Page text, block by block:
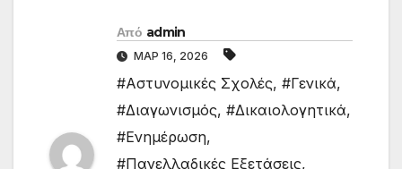
Από admin
ΜΑΡ 16, 2026
#Αστυνομικές Σχολές, #Γενικά,
#Διαγωνισμός, #Δικαιολογητικά,
#Ενημέρωση,
#Πανελλαδικές Εξετάσεις,